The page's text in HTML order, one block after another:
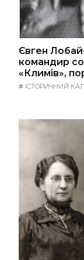
Євген
командир
«Климів»,
# ІСТОРИЧНИЙ